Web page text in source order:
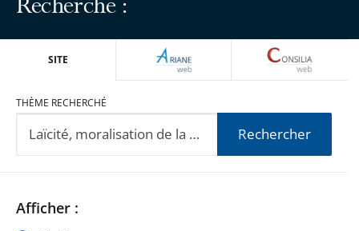
Recherche :
SITE ARIANEWEB
THÈME RECHERCHÉ
Rechercher
Passer
Passer
Afficher :